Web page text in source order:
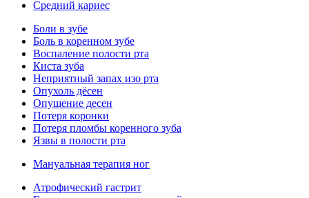
Средний кариес
Боли в зубе
Боль в коренном зубе
Воспаление полости рта
Киста зуба
Неприятный запах изо рта
Опухоль дёсен
Опущение десен
Потеря коронки
Потеря пломбы коренного зуба
Язвы в полости рта
Мануальная терапия ног
Атрофический гастрит